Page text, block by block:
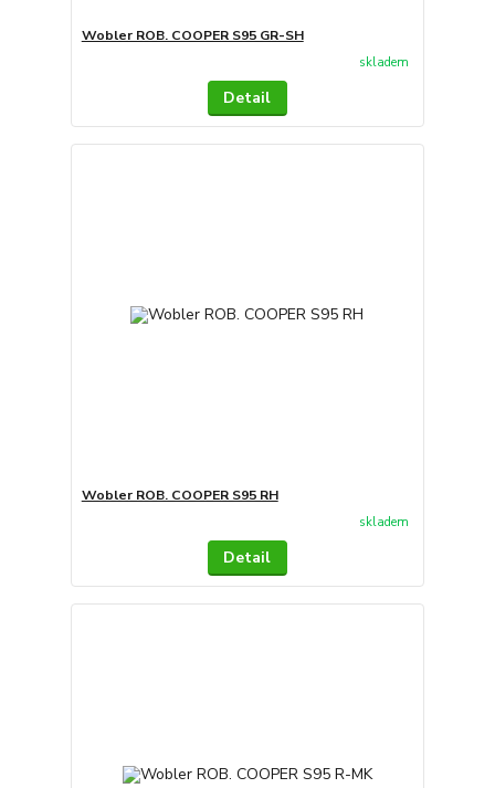
Wobler ROB. COOPER S95 GR-SH
skladem
Detail
Wobler ROB. COOPER S95 RH
skladem
Detail